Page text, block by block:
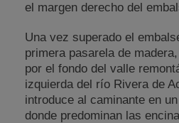
el margen derecho del
Una vez superado el
primera pasarela de
por el fondo del valle
izquierda del río Rivera de
introduce al caminante en
donde predominan las